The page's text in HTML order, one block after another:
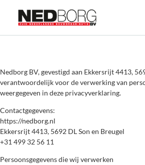
Nedborg BV, gevestigd aan Ekkersrijt 4413,
verantwoordelijk voor de verwerking van
weergegeven in deze privacyverklaring.
Contactgegevens:
https://nedborg.nl
Ekkersrijt 4413, 5692 DL Son en Breugel
+31 499 32 56 11
Persoonsgegevens die wij verwerken